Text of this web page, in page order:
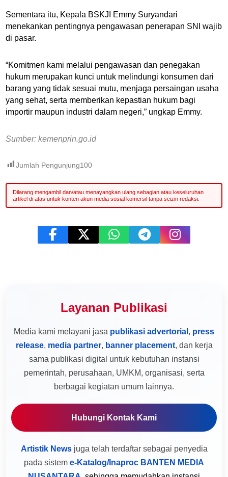
Sementara itu, Kepala BSKJI Emmy Suryandari
menekankan pentingnya pengawasan penerapan SNI wajib
di pasar.
“Komitmen kami melalui pengawasan dan penegakan
hukum merupakan kunci untuk melindungi konsumen dari
barang yang tidak sesuai mutu, menjaga persaingan usaha
yang sehat, serta memberikan kepastian hukum bagi
importir maupun industri dalam negeri,” ungkap Emmy.
Sumber: kemenprin.go.id
Jumlah Pengunjung100
Layanan Publikasi
Media kami melayani jasa publikasi advertorial , press
release, media partner, banner placement, dan kerja
sama publikasi digital untuk kebutuhan instansi
pemerintah, perusahaan, UMKM, organisasi, serta
berbagai kegiatan umum lainnya.
Hubungi Kontak Kami
Artistik Newsjuga telah terdaftar sebagai penyedia
pada sistem e-Katalog/Inaproc BANTEN MEDIA